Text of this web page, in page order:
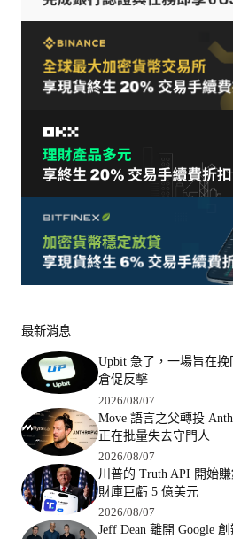
最新消息
Upbit 急了，一場旨在
倉促反擊
2026/08/07
Move 語言之父轉投
正在批量失去守門人
2026/08/07
川普的 Truth API 開始
財庫巨虧 5 億美元
2026/08/07
Jeff Dean 離開 Google